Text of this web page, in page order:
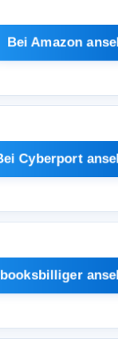
Bei Amazon
Cyberport